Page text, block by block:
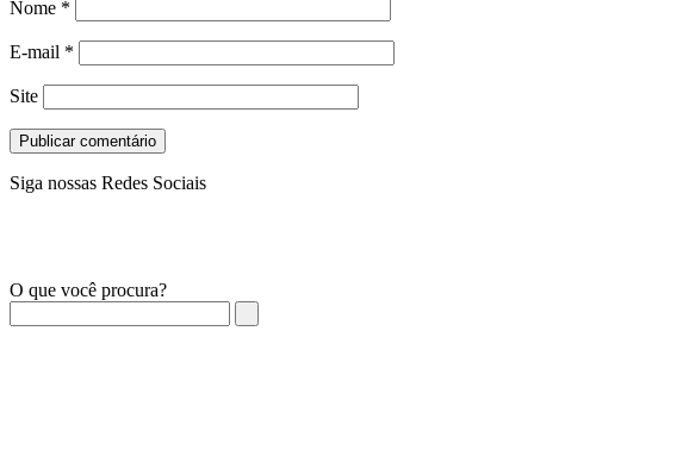
Nome *
E-mail *
Site
Siga nossas Redes Sociais
O que você procura?